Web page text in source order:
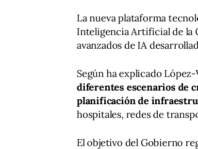
La nueva plataforma
Inteligencia Artificial de la
avanzados de IA
Según ha explicado
diferentes escenarios de
planificación de
hospitales, redes de
El objetivo del Gobierno